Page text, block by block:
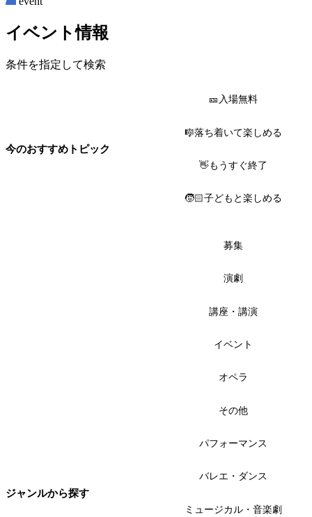
イベン ト情報
条件を指定して検索
今のおすすめトピック
🎫入場無料
🎼落ち着いて楽しめる
👋もうすぐ終了
🧒🏻子どもと楽しめる
ジャンルから探す
募集
演劇
講座・講演
イベント
オペラ
その他
パフォーマンス
バレエ・ダンス
ミュージカル・音楽劇